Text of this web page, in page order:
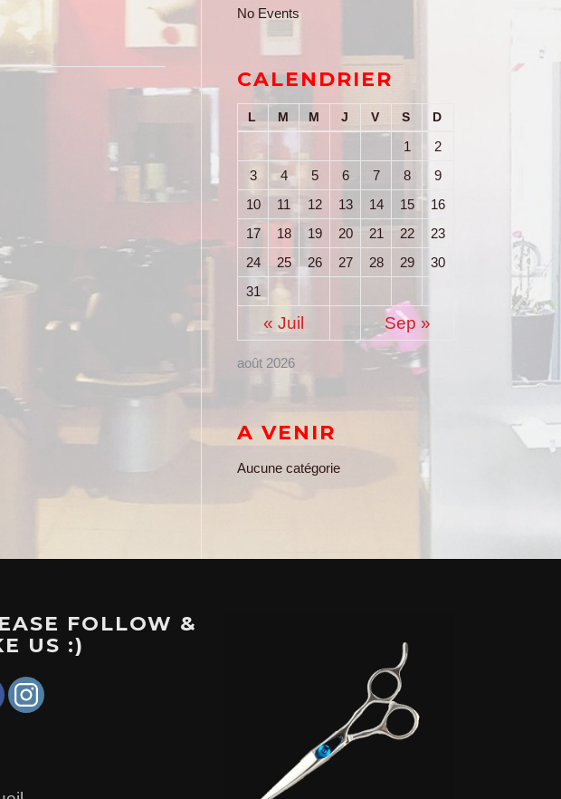
No Events
CALENDRIER
août 2026
L M M J V S D
1
2
3
4 5 6 7 8
9
10
11 12 13 14 15
16
17
18 19 20 21 22
23
24
25 26 27 28 29
30
31
« Juil Sep »
A VENIR
Aucune catégorie
FOLLOW &
US :)